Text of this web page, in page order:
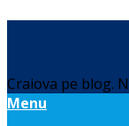
Craiova pe blog.
Menu